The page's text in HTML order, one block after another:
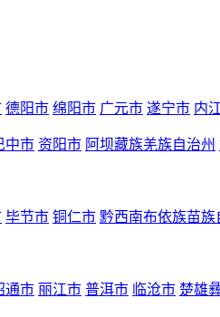
德阳市 绵阳市 广元市 遂宁市 内
中市 资阳市 阿坝藏族羌族自治州
毕节市 铜仁市 黔西南布依族苗族
通市 丽江市 普洱市 临沧市 楚雄